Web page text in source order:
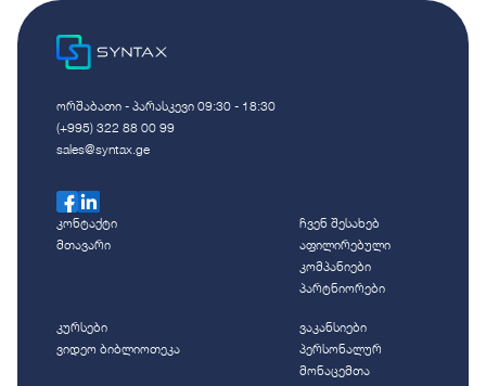
ორშაბათი - პარასკევი 09:30 - 18:30
(+995) 322 88 00 99
sales@syntax.ge
კონტაქტი
მთავარი
ჩვენ შესახებ
აფილირებული
კომპანიები
პარტნიორები
კურსები
ვიდეო ბიბლიოთეკა
ვაკანსიები
პერსონალურ
მონაცემთა